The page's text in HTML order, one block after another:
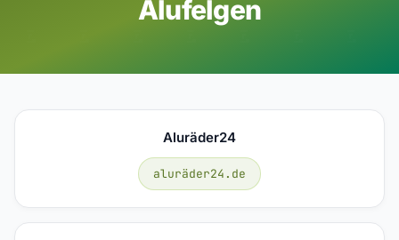
Alufelgen
Aluräder24
aluräder24.de